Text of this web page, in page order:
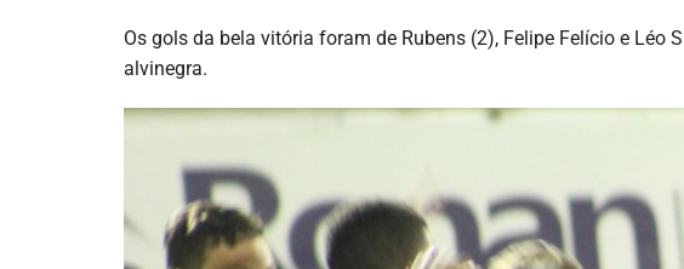
Os gols da bela vitória foram de Rubens (2), Felipe Felício e Léo
alvinegra.